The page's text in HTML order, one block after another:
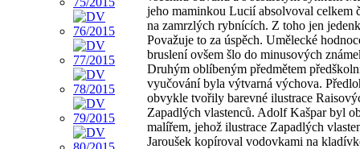
jeho maminkou Lucií absolvoval celkem
na zamrzlých rybnících. Z toho jen
Považuje to za úspěch. Umělecké
bruslení ovšem šlo do minusových
Druhým oblíbeným předmětem
vyučování byla výtvarná výchova.
obvykle tvořily barevné ilustrace
Zapadlých vlastenců. Adolf Kašpar byl
malířem, jehož ilustrace Zapadlých
Jaroušek kopíroval vodovkami na